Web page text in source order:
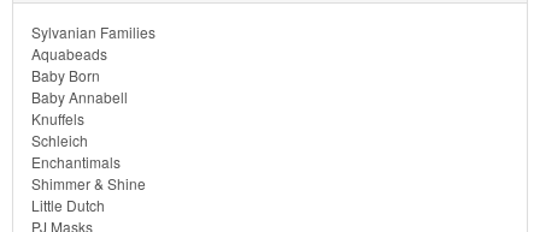
Angry
Birds
Batman
Goede
dinosaurus
Sylvanian Families
Aquabeads
Baby Born
Baby Annabell
Knuffels
Schleich
Enchantimals
Shimmer & Shine
Little Dutch
PJ Masks